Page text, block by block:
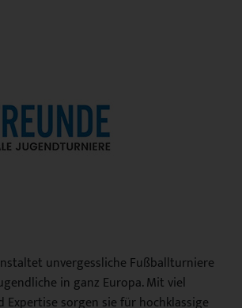
unvergessliche Fußballturniere
in ganz Europa. Mit viel
Expertise sorgen sie für hochklassige